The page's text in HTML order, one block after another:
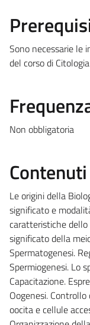
Sono necessarie le
del corso di
Non obbligatoria
Le origini della
significato e
caratteristiche
significato della
Spermatogenesi.
Spermiogenesi. Lo
Capacitazione.
Oogenesi.
oocita e cellule